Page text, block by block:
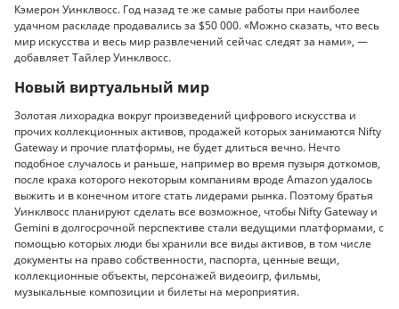
Кэмерон Уинклвосс. Год назад те же самые работы при наиболее
удачном раскладе продавались за $50 000. «Можно сказать, что весь
мир искусства и весь мир развлечений сейчас следят за нами», —
добавляет Тайлер Уинклвосс.
Новый виртуальный мир
Золотая лихорадка вокруг произведений цифрового искусства и
прочих коллекционных активов, продажей которых занимаются Nifty
Gateway и прочие платформы, не будет длиться вечно. Нечто
подобное случалось и раньше, например во время пузыря доткомов,
после краха которого некоторым компаниям вроде Amazon удалось
выжить и в конечном итоге стать лидерами рынка. Поэтому братья
Уинклвосс планируют сделать все возможное, чтобы Nifty Gateway и
Gemini в долгосрочной перспективе стали ведущими платформами, с
помощью которых люди бы хранили все виды активов, в том числе
документы на право собственности, паспорта, ценные вещи,
коллекционные объекты, персонажей видеоигр, фильмы,
музыкальные композиции и билеты на мероприятия.